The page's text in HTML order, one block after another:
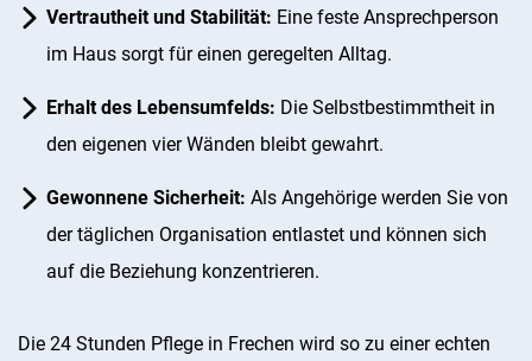
Vertrautheit und Stabilität: Eine feste Ansprechperson
im Haus sorgt für einen geregelten Alltag.
Erhalt des Lebensumfelds: Die Selbstbestimmtheit in
den eigenen vier Wänden bleibt gewahrt.
Gewonnene Sicherheit: Als Angehörige werden Sie von
der täglichen Organisation entlastet und können sich
auf die Beziehung konzentrieren.
Die 24 Stunden Pflege in Frechen wird so zu einer echten